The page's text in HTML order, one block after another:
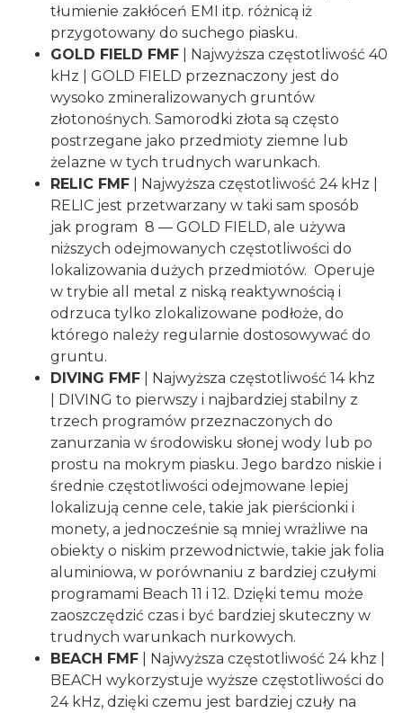
tłumienie zakłóceń EMI itp. różnicą iż
przygotowany do suchego piasku.
GOLD FIELD FMF | Najwyższa częstotliwość 40
kHz | GOLD FIELD przeznaczony jest do
wysoko zmineralizowanych gruntów
złotonośnych. Samorodki złota są często
postrzegane jako przedmioty ziemne lub
żelazne w tych trudnych warunkach.
RELIC FMF | Najwyższa częstotliwość 24 kHz |
RELIC jest przetwarzany w taki sam sposób
jak program 8 — GOLD FIELD, ale używa
niższych odejmowanych częstotliwości do
lokalizowania dużych przedmiotów. Operuje
w trybie all metal z niską reaktywnością i
odrzuca tylko zlokalizowane podłoże, do
którego należy regularnie dostosowywać do
gruntu.
DIVING FMF | Najwyższa częstotliwość 14 khz
| DIVING to pierwszy i najbardziej stabilny z
trzech programów przeznaczonych do
zanurzania w środowisku słonej wody lub po
prostu na mokrym piasku. Jego bardzo niskie i
średnie częstotliwości odejmowane lepiej
lokalizują cenne cele, takie jak pierścionki i
monety, a jednocześnie są mniej wrażliwe na
obiekty o niskim przewodnictwie, takie jak folia
aluminiowa, w porównaniu z bardziej czułymi
programami Beach 11 i 12. Dzięki temu może
zaoszczędzić czas i być bardziej skuteczny w
trudnych warunkach nurkowych.
BEACH FMF | Najwyższa częstotliwość 24 khz |
BEACH wykorzystuje wyższe częstotliwości do
24 kHz, dzięki czemu jest bardziej czuły na